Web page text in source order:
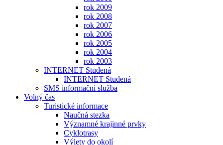
rok 2009
rok 2008
rok 2007
rok 2006
rok 2005
rok 2004
rok 2003
INTERNET Studená
INTERNET Studená
SMS informační služba
Volný čas
Turistické informace
Naučná stezka
Významné krajinné prvky
Cyklotrasy
Výlety do okolí